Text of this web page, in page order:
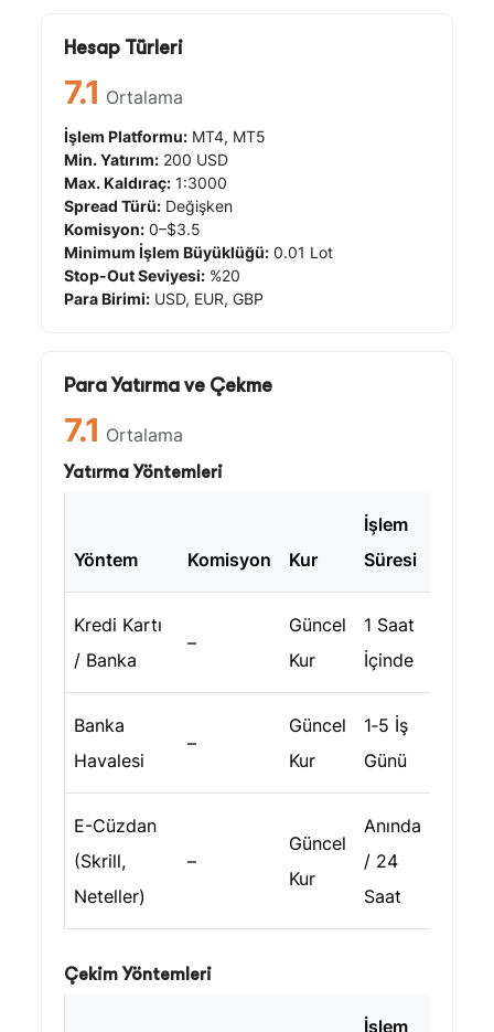
Hesap Türleri
7.1 Ortalama
İşlem Platformu: MT4, MT5
Min. Yatırım: 200 USD
Max. Kaldıraç: 1:3000
Spread Türü: Değişken
Komisyon: 0–$3.5
Minimum İşlem Büyüklüğü: 0.01 Lot
Stop-Out Seviyesi: %20
Para Birimi: USD, EUR, GBP
Para Yatırma ve Çekme
7.1 Ortalama
Yatırma Yöntemleri
Yöntem Komisyon Kur
İşlem
Süresi
Kredi Kartı
/ Banka
–
Güncel
Kur
1 Saat
İçinde
Banka
Havalesi
–
Güncel
Kur
1‑5 İş
Günü
E-Cüzdan
(Skrill,
Neteller)
–
Güncel
Kur
Anında
/ 24
Saat
Çekim Yöntemleri
İşlem